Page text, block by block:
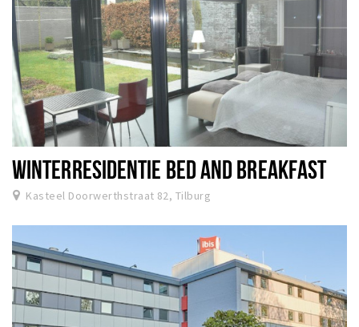
WINTERRESIDENTIE BED AND BREAKFAST
Kasteel Doorwerthstraat 82, Tilburg